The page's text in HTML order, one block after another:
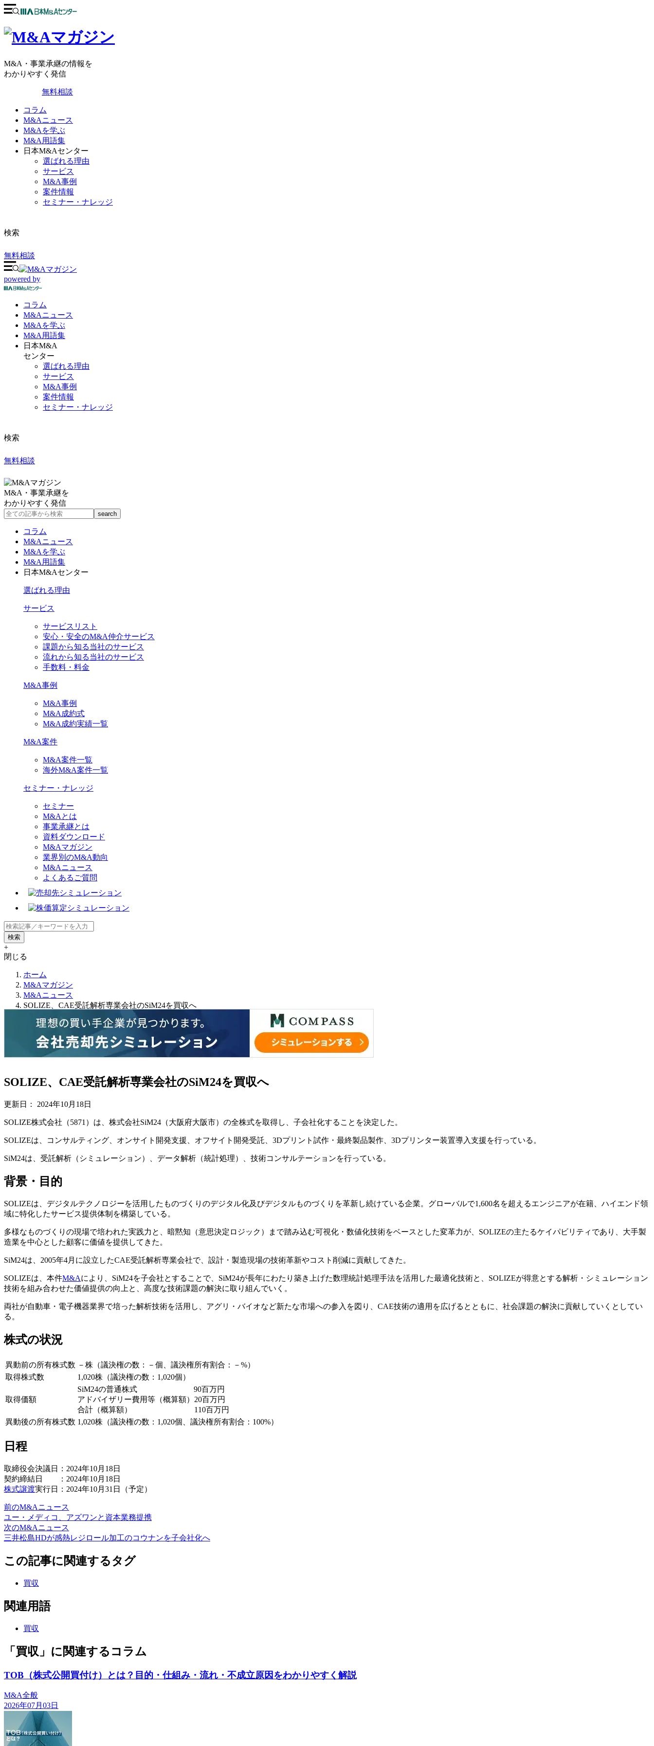
M&A・事業承継の情報を
わかりやすく発信
無料相談
コラム
M&Aニュース
M&Aを学ぶ
M&A用語集
日本M&Aセンター
選ばれる理由
サービス
M&A事例
案件情報
セミナー・ナレッジ
検索
無料相談
powered by
コラム
M&Aニュース
M&Aを学ぶ
M&A 用語集
日本M&A
センター
選ばれる理由
サービス
M&A事例
案件情報
セミナー・ナレッジ
検索
無料相談
M&A・事業承継を
わかりやすく発信
コラム
M&Aニュース
M&Aを学ぶ
M&A用語集
日本M&Aセンター
選ばれる理由
サービス
サービスリスト
安心・安全のM&A仲介サービス
課題から知る当社のサービス
流れから知る当社のサービス
手数料・料金
M&A事例
M&A事例
M&A成約式
M&A成約実績一覧
M&A案件
M&A案件一覧
海外M&A案件一覧
セミナー・ナレッジ
セミナー
M&Aとは
事業承継とは
資料ダウンロード
M&Aマガジン
業界別のM&A動向
M&Aニュース
よくあるご質問
+
閉じる
ホーム
M&Aマガジン
M&Aニュース
SOLIZE、CAE受託解析専業会社のSiM24を買収へ
SOLIZE、CAE受託解析専業会社のSiM24を買収へ
更新日： 2024年10月18日
SOLIZE株式会社（5871）は、株式会社SiM24（大阪府大阪市）の全株式を取得し、子会社化することを決定した。
SOLIZEは、コンサルティング、オンサイト開発支援、オフサイト開発受託、3Dプリント試作・最終製品製作、3Dプリンター装置導入支援を行っている。
SiM24は、受託解析（シミュレーション）、データ解析（統計処理）、技術コンサルテーションを行っている。
背景・目的
SOLIZEは、デジタルテクノロジーを活用したものづくりのデジタル化及びデジタルものづくりを革新し続けている企業。グローバルで1,600名を超えるエンジニアが在籍、ハイエンド領
域に特化したサービス提供体制を構築している。
多様なものづくりの現場で培われた実践力と、暗黙知（意思決定ロジック）まで踏み込む可視化・数値化技術をベースとした変革力が、SOLIZEの主たるケイパビリティであり、大手製
造業を中心とした顧客に価値を提供してきた。
SiM24は、2005年4月に設立したCAE受託解析専業会社で、設計・製造現場の技術革新やコスト削減に貢献してきた。
SOLIZEは、本件M&Aにより、SiM24を子会社とすることで、SiM24が長年にわたり築き上げた数理統計処理手法を活用した最適化技術と、SOLIZEが得意とする解析・シミュレーション
技術を組み合わせた価値提供の向上と、高度な技術課題の解決に取り組んでいく。
両社が自動車・電子機器業界で培った解析技術を活用し、アグリ・バイオなど新たな市場への参入を図り、CAE技術の適用を広げるとともに、社会課題の解決に貢献していくとしてい
る。
株式の状況
異動前の所有株式数 －株（議決権の数：－個、議決権所有割合：－%）
取得株式数
1,020株（議決権の数：1,020個）
取得価額
SiM24の普通株式 90百万円
アドバイザリー費用等（概算額）20百万円
合計（概算額） 110百万円
異動後の所有株式数 1,020株（議決権の数：1,020個、議決権所有割合：100%）
日程
取締役会決議日：2024年10月18日
契約締結日 ：2024年10月18日
株式譲渡実行日：2024年10月31日（予定）
前のM&Aニュース
ユー・メディコ、アズワンと資本業務提携
次のM&Aニュース
三井松島HDが感熱レジロール加工のコウナンを子会社化へ
この記事に関連するタグ
買収
関連用語
買収
「買収」に関連するコラム
TOB（株式公開買付け）とは？目的・仕組み・流れ・不成立原因をわかりやすく解説
M&A全般
2026年07月03日